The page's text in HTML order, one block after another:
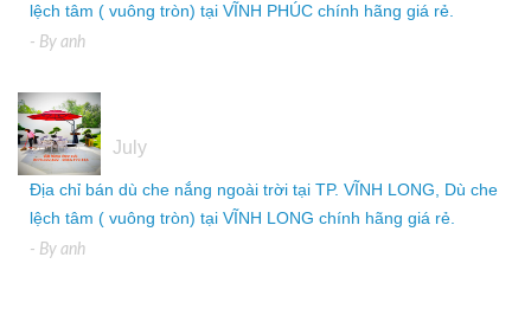
lệch tâm ( vuông tròn) tại VĨNH PHÚC chính hãng giá rẻ.
- By anh
July
Địa chỉ bán dù che nắng ngoài trời tại TP. VĨNH LONG, Dù che
lệch tâm ( vuông tròn) tại VĨNH LONG chính hãng giá rẻ.
- By anh